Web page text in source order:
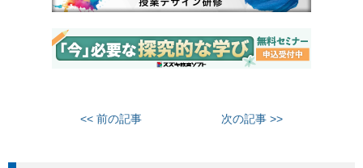
<< 前の記事 次の記事 >>